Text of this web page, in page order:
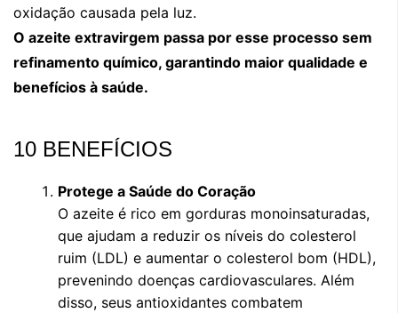
oxidação causada pela luz.
O azeite extravirgem passa por esse processo sem
refinamento químico, garantindo maior qualidade e
benefícios à saúde.
10 BENEFÍCIOS
Protege a Saúde do Coração
O azeite é rico em gorduras monoinsaturadas,
que ajudam a reduzir os níveis do colesterol
ruim (LDL) e aumentar o colesterol bom (HDL),
prevenindo doenças cardiovasculares. Além
disso, seus antioxidantes combatem